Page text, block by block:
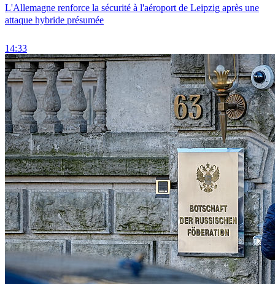
L'Allemagne renforce la sécurité à l'aéroport de Leipzig après une
attaque hybride présumée
14:33